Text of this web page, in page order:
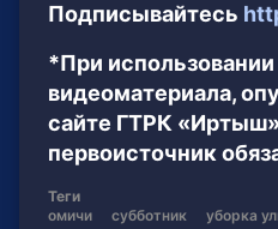
Подписывайтесь
*При
видеоматериала,
сайте ГТРК
первоисточник
Теги
омичи
субботник уборка